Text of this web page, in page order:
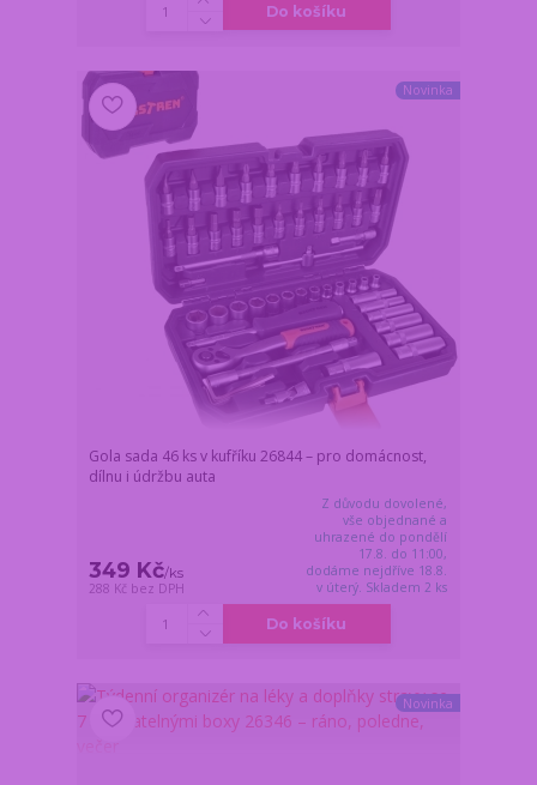
Do košíku
Novinka
Gola sada 46 ks v kufříku 26844 – pro domácnost,
dílnu i údržbu auta
349 Kč/ks
288 Kč bez DPH
Z důvodu dovolené,
vše objednané a
uhrazené do pondělí
17.8. do 11:00,
dodáme nejdříve 18.8.
v úterý. Skladem 2 ks
Do košíku
Novinka